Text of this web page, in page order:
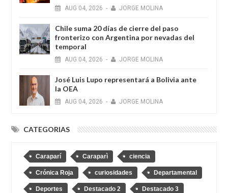
AUG 04, 2026 - JORGE MOLINA
Chile suma 20 días de cierre del paso
fronterizo con Argentina por nevadas del
temporal
AUG 04, 2026 - JORGE MOLINA
José Luis Lupo representará a Bolivia ante
la OEA
AUG 04, 2026 - JORGE MOLINA
CATEGORIAS
Caraparí Caraparì ciencia
Crónica Roja curiosidades Departamental
Deportes Destacado 2 Destacado 3